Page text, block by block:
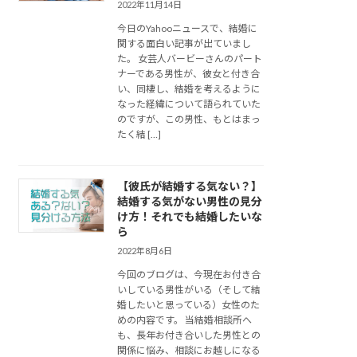
2022年11月14日
今日のYahooニュースで、結婚に
関する面白い記事が出ていまし
た。 女芸人バービーさんのパート
ナーである男性が、彼女と付き合
い、同棲し、結婚を考えるように
なった経緯について語られていた
のですが、この男性、もとはまっ
たく結 […]
【彼氏が結婚する気ない？】
結婚する気がない男性の見分
け方！それでも結婚したいな
ら
2022年8月6日
今回のブログは、今現在お付き合
いしている男性がいる（そして結
婚したいと思っている）女性のた
めの内容です。 当結婚相談所へ
も、長年お付き合いした男性との
関係に悩み、相談にお越しになる